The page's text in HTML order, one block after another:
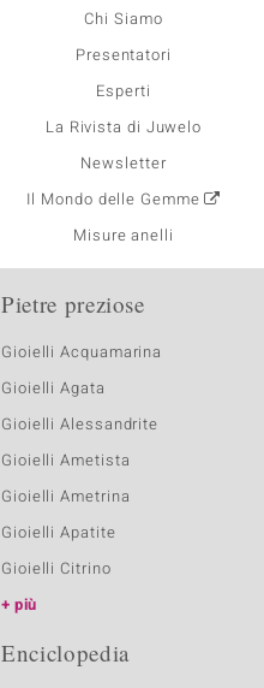
Chi Siamo
Presentatori
Esperti
La Rivista di Juwelo
Newsletter
Il Mondo delle Gemme
Misure anelli
Pietre preziose
Gioielli Acquamarina
Gioielli Agata
Gioielli Alessandrite
Gioielli Ametista
Gioielli Ametrina
Gioielli Apatite
Gioielli Citrino
più
Enciclopedia